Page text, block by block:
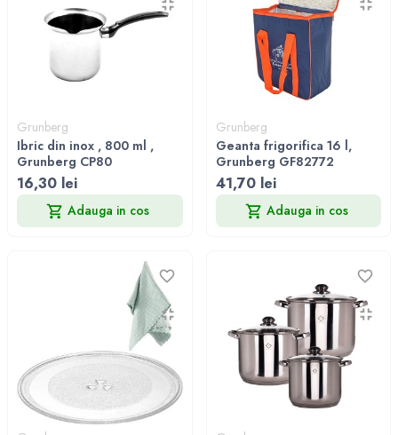
Grunberg
Ibric din inox , 800 ml ,
Grunberg CP80
16,30 lei
Adauga in cos
Grunberg
Geanta frigorifica 16 l,
Grunberg GF82772
41,70 lei
Adauga in cos